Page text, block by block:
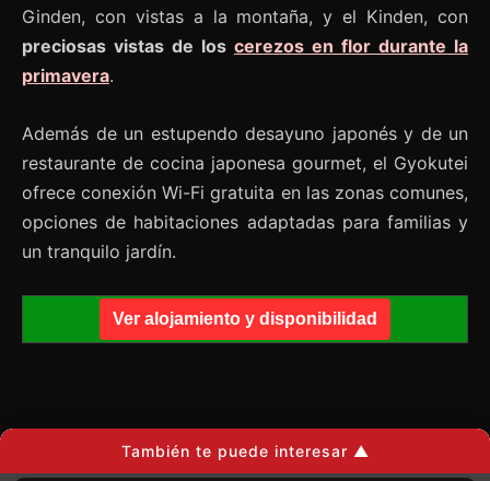
Ginden, con vistas a la montaña, y el Kinden, con
preciosas vistas de los cerezos en flor durante la
primavera.
Además de un estupendo desayuno japonés y de un
restaurante de cocina japonesa gourmet, el Gyokutei
ofrece conexión Wi-Fi gratuita en las zonas comunes,
opciones de habitaciones adaptadas para familias y
un tranquilo jardín.
Ver alojamiento y disponibilidad
También te puede interesar ▲